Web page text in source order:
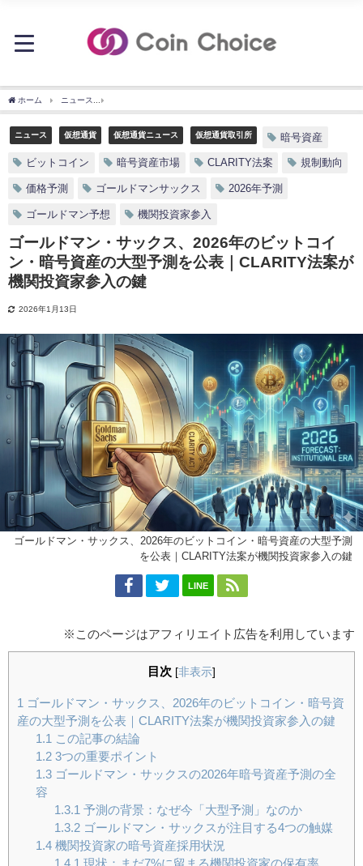
ホーム ニュース
ニュース 仮想通貨 仮想通貨ニュース 仮想通貨取引所 暗号資産
ビットコイン 暗号資産市場 CLARITY法案 規制動向
価格予測 ゴールドマンサックス 2026年予測
ゴールドマン予想 機関投資家参入
ゴールドマン・サックス、2026年のビットコイ
ン・暗号資産の大型予測を公表｜CLARITY法案が
機関投資家参入の鍵
2026年1月13日
ゴールドマン・サックス、2026年のビットコイン・暗号資産の大型予測
を公表｜CLARITY法案が機関投資家参入の鍵
LINE
※このページはアフィリエイト広告を利用しています
目次 [非表示]
1
ゴールドマン・サックス、2026年のビットコイン・暗号資
産の大型予測を公表｜CLARITY法案が機関投資家参入の鍵
1.1
この記事の結論
1.23つの重要ポイント
1.3ゴールドマン・サックスの2026年暗号資産予測の全
容
1.3.1 予測の背景：なぜ今「大型予測」なのか
1.3.2ゴールドマン・サックスが注目する4つの触媒
1.4機関投資家の暗号資産採用状況
1.4.1 現状：まだ7%に留まる機関投資家の保有率